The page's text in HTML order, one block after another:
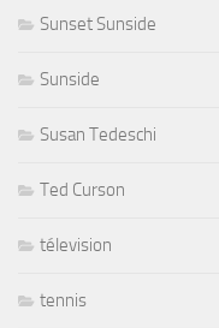
Sunset Sunside
Sunside
Susan Tedeschi
Ted Curson
télevision
tennis